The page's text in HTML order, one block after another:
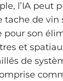
l’IA
tache de
son
et
de